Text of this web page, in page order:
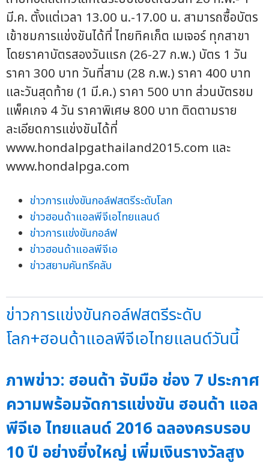
มี.ค. ตั้งแต่เวลา 13.00 น.-17.00 น. สามารถซื้อบัตร
เข้าชมการแข่งขันได้ที่ ไทยทิคเก็ต เมเจอร์ ทุกสาขา
โดยราคาบัตรสองวันแรก (26-27 ก.พ.) บัตร 1 วัน
ราคา 300 บาท วันที่สาม (28 ก.พ.) ราคา 400 บาท
และวันสุดท้าย (1 มี.ค.) ราคา 500 บาท ส่วนบัตรชม
แพ็คเกจ 4 วัน ราคาพิเศษ 800 บาท ติดตามราย
ละเอียดการแข่งขันได้ที่
www.hondalpgathailand2015.com และ
www.hondalpga.com
ข่าวการแข่งขันกอล์ฟสตรีระดับโลก
ข่าวฮอนด้าแอลพีจีเอไทยแลนด์
ข่าวการแข่งขันกอล์ฟ
ข่าวฮอนด้าแอลพีจีเอ
ข่าวสยามคันทรีคลับ
ข่าวการแข่งขันกอล์ฟสตรีระดับ
โลก+ฮอนด้าแอลพีจีเอไทยแลนด์วันนี้
ภาพข่าว: ฮอนด้า จับมือ ช่อง 7 ประกาศ
ความพร้อมจัดการแข่งขัน ฮอนด้า แอล
พีจีเอ ไทยแลนด์ 2016 ฉลองครบรอบ
10 ปี อย่างยิ่งใหญ่ เพิ่มเงินรางวัลสูง